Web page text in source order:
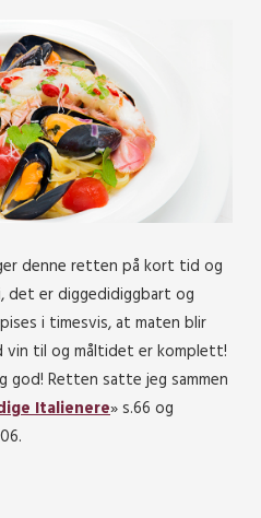
denne retten på kort tid og
det er diggedidiggbart og
i timesvis, at maten blir
vin til og måltidet er komplett!
god! Retten satte jeg sammen
Italienere» s.66 og